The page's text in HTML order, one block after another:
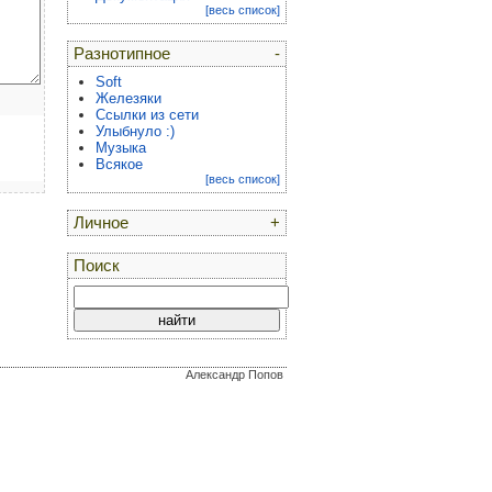
[весь список]
-
Разнотипное
Soft
Железяки
Ссылки из сети
Улыбнуло :)
Музыка
Всякое
[весь список]
+
Личное
Поиск
Александр Попов